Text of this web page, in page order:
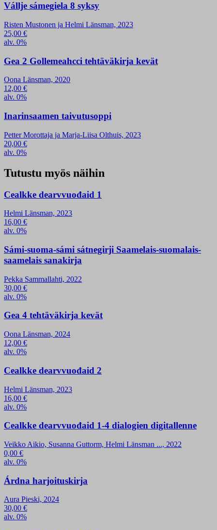
Vállje sámegiela 8 syksy
Risten Mustonen ja Helmi Länsman, 2023
25,00 €
alv. 0%
Gea 2 Gollemeahcci tehtäväkirja kevät
Oona Länsman, 2020
12,00 €
alv. 0%
Inarinsaamen taivutusoppi
Petter Morottaja ja Marja-Liisa Olthuis, 2023
20,00 €
alv. 0%
Tutustu myös näihin
Cealkke dearvvuođaid 1
Helmi Länsman, 2023
16,00 €
alv. 0%
Sámi-suoma-sámi sátnegirji Saamelais-suomalais-
saamelais sanakirja
Pekka Sammallahti, 2022
30,00 €
alv. 0%
Gea 4 tehtäväkirja kevät
Oona Länsman, 2024
12,00 €
alv. 0%
Cealkke dearvvuođaid 2
Helmi Länsman, 2023
16,00 €
alv. 0%
Cealkke dearvvuođaid 1-4 dialogien digitallenne
Veikko Aikio, Susanna Guttorm, Helmi Länsman ..., 2022
0,00 €
alv. 0%
Árdna harjoituskirja
Aura Pieski, 2024
30,00 €
alv. 0%